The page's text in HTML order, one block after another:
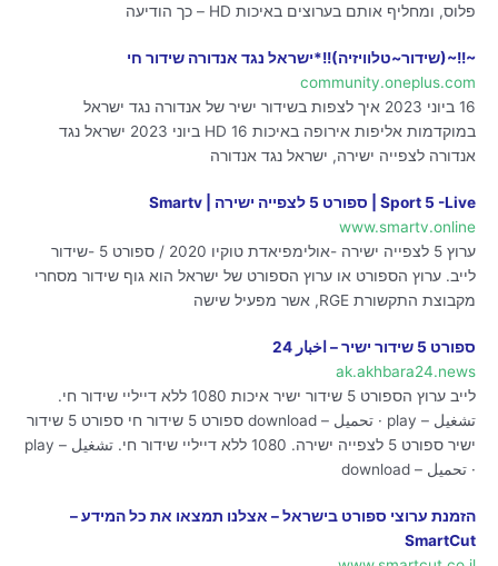
פלוס, ומחליף אותם בערוצים באיכות HD – כך הודיעה
~!!~(שידור~טלוויזיה)!!*ישראל נגד אנדורה שידור חי
community.oneplus.com
16 ביוני 2023 איך לצפות בשידור ישיר של אנדורה נגד ישראל
במוקדמות אליפות אירופה באיכות HD 16 ביוני 2023 ישראל נגד
אנדורה לצפייה ישירה, ישראל נגד אנדורה
Sport 5 -Live | ספורט 5 לצפייה ישירה | Smartv
www.smartv.online
ערוץ 5 לצפייה ישירה -אולימפיאדת טוקיו 2020 / ספורט 5 -שידור
לייב. ערוץ הספורט או ערוץ הספורט של ישראל הוא גוף שידור מסחרי
מקבוצת התקשורת RGE, אשר מפעיל שישה
ספורט 5 שידור ישיר – اخبار 24
ak.akhbara24.news
לייב ערוץ הספורט 5 שידור ישיר איכות 1080 ללא דייליי שידור חי.
تشغيل – play · تحميل – download ספורט 5 שידור חי ספורט 5 שידור
ישיר ספורט 5 לצפייה ישירה. 1080 ללא דייליי שידור חי. تشغيل – play
· تحميل – download
הזמנת ערוצי ספורט בישראל – אצלנו תמצאו את כל המידע –
SmartCut